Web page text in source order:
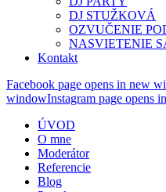
DJ STUŽKOVÁ
OZVUČENIE
NASVIETENIE
Kontakt
Facebook page opens in new
windowInstagram page opens
ÚVOD
O mne
Moderátor
Referencie
Blog